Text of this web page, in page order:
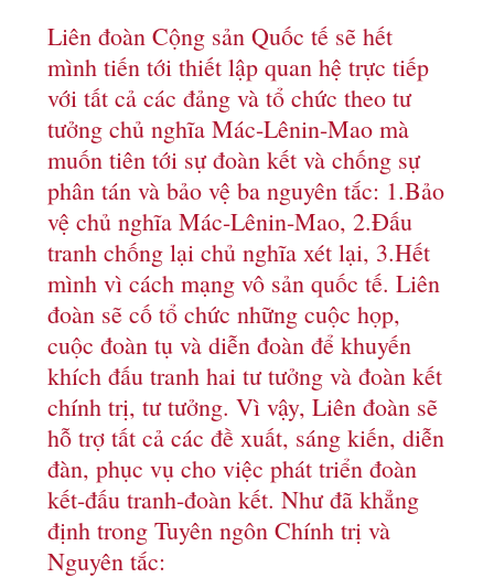
Liên đoàn Cộng sản Quốc tế sẽ hết
mình tiến tới thiết lập quan hệ trực tiếp
với tất cả các đảng và tổ chức theo tư
tưởng chủ nghĩa Mác-Lênin-Mao mà
muốn tiên tới sự đoàn kết và chống sự
phân tán và bảo vệ ba nguyên tắc: 1.Bảo
vệ chủ nghĩa Mác-Lênin-Mao, 2.Đấu
tranh chống lại chủ nghĩa xét lại, 3.Hết
mình vì cách mạng vô sản quốc tế. Liên
đoàn sẽ cố tổ chức những cuộc họp,
cuộc đoàn tụ và diễn đoàn để khuyến
khích đấu tranh hai tư tưởng và đoàn kết
chính trị, tư tưởng. Vì vậy, Liên đoàn sẽ
hỗ trợ tất cả các đề xuất, sáng kiến, diễn
đàn, phục vụ cho việc phát triển đoàn
kết-đấu tranh-đoàn kết. Như đã khẳng
định trong Tuyên ngôn Chính trị và
Nguyên tắc: